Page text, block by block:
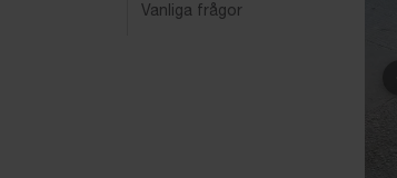
Vanliga frågor